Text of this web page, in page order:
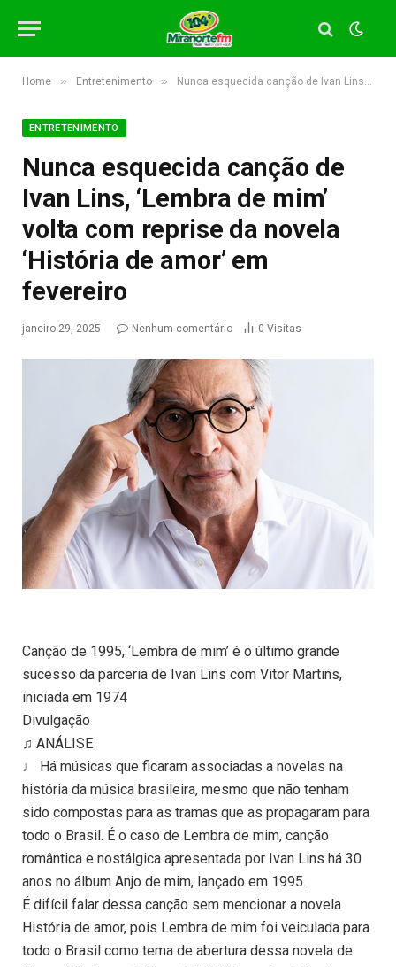
Home » Entretenimento » Nunca esquecida canção de Ivan Lins, ‘Lembra de mim’ volta com reprise da novela ‘História de amor’ em fevereiro
ENTRETENIMENTO
Nunca esquecida canção de
Ivan Lins, ‘Lembra de mim’
volta com reprise da novela
‘História de amor’ em
fevereiro
janeiro 29, 2025 Nenhum comentário 0 Visitas
Canção de 1995, ‘Lembra de mim’ é o último grande
sucesso da parceria de Ivan Lins com Vitor Martins,
iniciada em 1974
Divulgação
♫ ANÁLISE
♩ Há músicas que ficaram associadas a novelas na
história da música brasileira, mesmo que não tenham
sido compostas para as tramas que as propagaram para
todo o Brasil. É o caso de Lembra de mim, canção
romântica e nostálgica apresentada por Ivan Lins há 30
anos no álbum Anjo de mim, lançado em 1995.
É difícil falar dessa canção sem mencionar a novela
História de amor, pois Lembra de mim foi veiculada para
todo o Brasil como tema de abertura dessa novela de